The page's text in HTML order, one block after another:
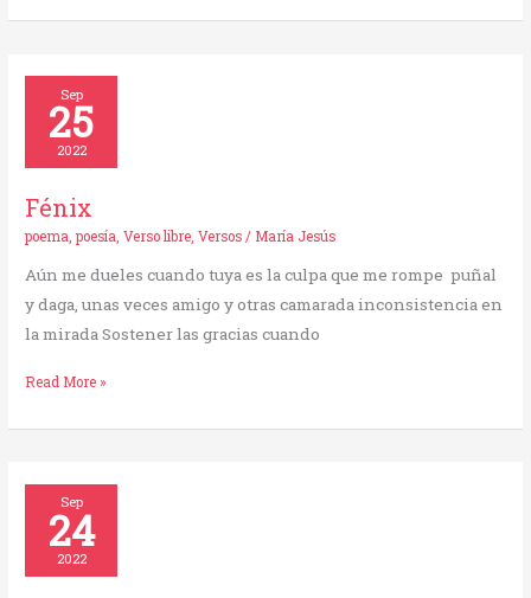
Sep
25
2022
Fénix
poema ,poesía ,Verso libre ,Versos / María Jesús
Aún me dueles cuando tuya es la culpa que me rompe puñal
y daga, unas veces amigo y otras camarada inconsistencia en
la mirada Sostener las gracias cuando
Fénix
Read More »
Sep
24
2022
Cuentos